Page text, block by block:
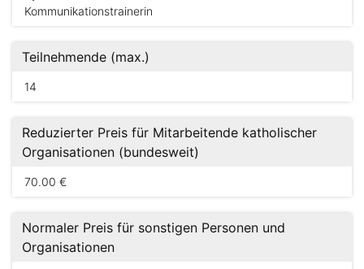
Kommunikationstrainerin
Teilnehmende (max.)
14
Reduzierter Preis für Mitarbeitende katholischer
Organisationen (bundesweit)
70.00 €
Normaler Preis für sonstigen Personen und
Organisationen